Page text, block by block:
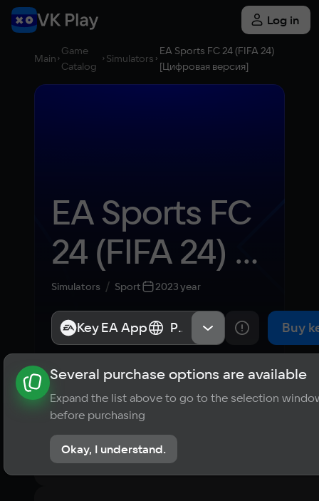
Log in
Main
Game
Catalog
Simulators
EA Sports FC 24 (FIFA 24)
[Цифровая версия]
EA Sports FC
24 (FIFA 24)
[Цифровая
версия]
Simulators Sport 2023 year
Key EA App Россия, Весь мир Buy
About the game News Publications
4 Player ratings
3 reviews
Key EA App Россия, Весь мир
Several purchase options are available
Expand the list above to go to the selection
before purchasing
Okay, I understand.